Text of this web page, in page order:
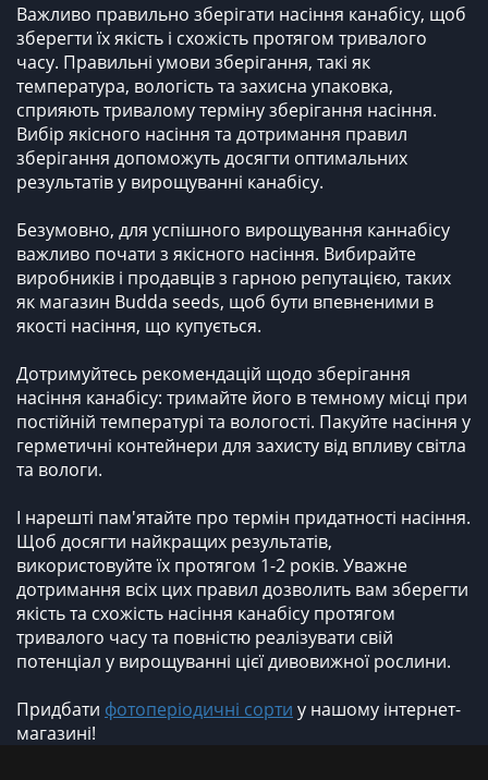
Важливо правильно зберігати насіння канабісу, щоб
зберегти їх якість і схожість протягом тривалого
часу. Правильні умови зберігання, такі як
температура, вологість та захисна упаковка,
сприяють тривалому терміну зберігання насіння.
Вибір якісного насіння та дотримання правил
зберігання допоможуть досягти оптимальних
результатів у вирощуванні канабісу.
Безумовно, для успішного вирощування каннабісу
важливо почати з якісного насіння. Вибирайте
виробників і продавців з гарною репутацією, таких
як магазин Budda seeds, щоб бути впевненими в
якості насіння, що купується.
Дотримуйтесь рекомендацій щодо зберігання
насіння канабісу: тримайте його в темному місці при
постійній температурі та вологості. Пакуйте насіння у
герметичні контейнери для захисту від впливу світла
та вологи.
І нарешті пам'ятайте про термін придатності насіння.
Щоб досягти найкращих результатів,
використовуйте їх протягом 1-2 років. Уважне
дотримання всіх цих правил дозволить вам зберегти
якість та схожість насіння канабісу протягом
тривалого часу та повністю реалізувати свій
потенціал у вирощуванні цієї дивовижної рослини.
Придбати фотоперіодичні сорти у нашому інтернет-
магазині!